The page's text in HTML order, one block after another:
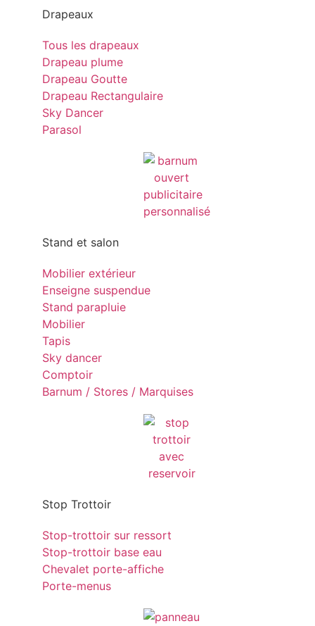
Drapeaux
Tous les drapeaux
Drapeau plume
Drapeau Goutte
Drapeau Rectangulaire
Sky Dancer
Parasol
Stand et salon
Mobilier extérieur
Enseigne suspendue
Stand parapluie
Mobilier
Tapis
Sky dancer
Comptoir
Barnum / Stores / Marquises
Stop Trottoir
Stop-trottoir sur ressort
Stop-trottoir base eau
Chevalet porte-affiche
Porte-menus